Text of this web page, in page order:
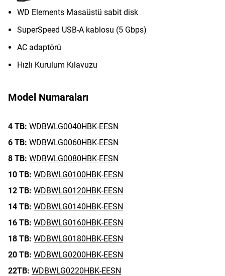
WD Elements Masaüstü sabit disk
SuperSpeed USB-A kablosu (5 Gbps)
AC adaptörü
Hızlı Kurulum Kılavuzu
Model Numaraları
4 TB: WDBWLG0040HBK-EESN
6 TB: WDBWLG0060HBK-EESN
8 TB: WDBWLG0080HBK-EESN
10 TB: WDBWLG0100HBK-EESN
12 TB: WDBWLG0120HBK-EESN
14 TB: WDBWLG0140HBK-EESN
16 TB: WDBWLG0160HBK-EESN
18 TB: WDBWLG0180HBK-EESN
20 TB: WDBWLG0200HBK-EESN
22TB: WDBWLG0220HBK-EESN